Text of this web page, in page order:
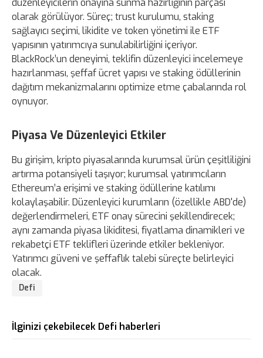
olarak görülüyor. Süreç; trust kurulumu, staking
sağlayıcı seçimi, likidite ve token yönetimi ile ETF
yapısının yatırımcıya sunulabilirliğini içeriyor.
BlackRock’un deneyimi, teklifin düzenleyici incelemeye
hazırlanması, şeffaf ücret yapısı ve staking ödüllerinin
dağıtım mekanizmalarını optimize etme çabalarında rol
oynuyor.
Piyasa Ve Düzenleyici Etkiler
Bu girişim, kripto piyasalarında kurumsal ürün çeşitliliğini
artırma potansiyeli taşıyor; kurumsal yatırımcıların
Ethereum’a erişimi ve staking ödüllerine katılımı
kolaylaşabilir. Düzenleyici kurumların (özellikle ABD'de)
değerlendirmeleri, ETF onay sürecini şekillendirecek;
aynı zamanda piyasa likiditesi, fiyatlama dinamikleri ve
rekabetçi ETF teklifleri üzerinde etkiler bekleniyor.
Yatırımcı güveni ve şeffaflık talebi süreçte belirleyici
olacak.
Defi
İlginizi çekebilecek Defi haberleri